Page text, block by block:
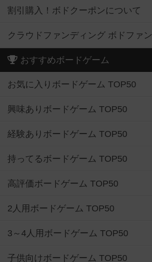
割引購入！ボドクーポンについて
クラウドファンディング ボドファン
おすすめボードゲーム
お気に入りボードゲーム TOP50
興味ありボードゲーム TOP50
経験ありボードゲーム TOP50
持ってるボードゲーム TOP50
高評価ボードゲーム TOP50
2人用ボードゲーム TOP50
3～4人用ボードゲーム TOP50
子供向けボードゲーム TOP50